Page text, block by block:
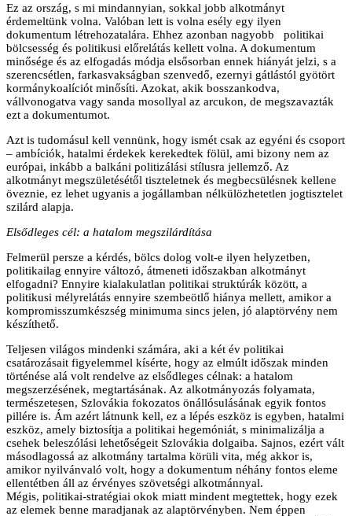
Ez az ország, s mi mindannyian, sokkal jobb alkotmányt
érdemeltünk volna. Valóban lett is volna esély egy ilyen
dokumentum létrehozatalára. Ehhez azonban nagyobb politikai
bölcsesség és politikusi előrelátás kellett volna. A dokumentum
minősége és az elfogadás módja elsősorban ennek hiányát jelzi, s a
szerencsétlen, farkasvakságban szenvedő, ezernyi gátlástól gyötört
kormánykoalíciót minősíti. Azokat, akik bosszankodva,
vállvonogatva vagy sanda mosollyal az arcukon, de megszavazták
ezt a dokumentumot.
Azt is tudomásul kell vennünk, hogy ismét csak az egyéni és csoport
– ambíciók, hatalmi érdekek kerekedtek fölül, ami bizony nem az
európai, inkább a balkáni politizálási stílusra jellemző. Az
alkotmányt megszületésétől tiszteletnek és megbecsülésnek kellene
öveznie, ez lehet ugyanis a jogállamban nélkülözhetetlen jogtisztelet
szilárd alapja.
Elsődleges cél: a hatalom megszilárdítása
Felmerül persze a kérdés, bölcs dolog volt-e ilyen helyzetben,
politikailag ennyire változó, átmeneti időszakban alkotmányt
elfogadni? Ennyire kialakulatlan politikai struktúrák között, a
politikusi mélyrelátás ennyire szembeötlő hiánya mellett, amikor a
kompromisszumkészség minimuma sincs jelen, jó alaptörvény nem
készíthető.
Teljesen világos mindenki számára, aki a két év politikai
csatározásait figyelemmel kísérte, hogy az elmúlt időszak minden
történése alá volt rendelve az elsődleges célnak: a hatalom
megszerzésének, megtartásának. Az alkotmányozás folyamata,
természetesen, Szlovákia fokozatos önállósulásának egyik fontos
pillére is. Ám azért látnunk kell, ez a lépés eszköz is egyben, hatalmi
eszköz, amely biztosítja a politikai hegemóniát, s minimalizálja a
csehek beleszólási lehetőségeit Szlovákia dolgaiba. Sajnos, ezért vált
másodlagossá az alkotmány tartalma körüli vita, még akkor is,
amikor nyilvánvaló volt, hogy a dokumentum néhány fontos eleme
ellentétben áll az érvényes szövetségi alkotmánnyal.
Mégis, politikai-stratégiai okok miatt mindent megtettek, hogy ezek
az elemek benne maradjanak az alaptörvényben. Nem éppen